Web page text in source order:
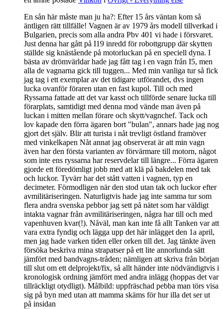
En sån här måste man ju ha?: Efter 15 års väntan kom så
äntligen rätt tillfälle! Vagnen är av 1979 års modell tillverkad i
Bulgarien, precis som alla andra Pbv 401 vi hade i försvaret.
Just denna har gått på I19 inredd för robottgrupp där skytten
ställde sig knästående på motorluckan på en speciell dyna. I
bästa av drömvärldar hade jag fått tag i en vagn från I5, men
alla de vagnarna gick till tuggen... Med min vanliga tur så fick
jag tag i ett exemplar av det tidigare utförandet, dvs ingen
lucka ovanför föraren utan en fast kupol. Till och med
Ryssarna fattade att det var kasst och tillförde senare lucka till
förarplats, samtidigt med denna mod vände man även på
luckan i mitten mellan förare och skytt/vagnchef. Tack och
lov kapade den förra ägaren bort "bulan", annars hade jag nog
gjort det själv. Blir att turista i nåt trevligt östland framöver
med vinkelkapen Nåt annat jag observerat är att min vagn
även har den första varianten av förvärmare till motorn, något
som inte ens ryssarna har reservdelar till längre... Förra ägaren
gjorde ett föredömligt jobb med att klä på bakdelen med tak
och luckor. Tyvärr har det stått vatten i vagnen, typ en
decimeter. Förmodligen när den stod utan tak och luckor efter
avmilitäriseringen. Naturligtvis hade jag inte samma tur som
flera andra svenska pebbor jag sett på nätet som har väldigt
intakta vagnar från avmilitäriseringen, några har till och med
vapenhuven kvar(!). Nåväl, man kan inte få allt Tanken var att
vara extra fyndig och lägga upp det här inlägget den 1a april,
men jag hade varken tiden eller orken till det. Jag tänkte även
försöka beskriva mina strapatser på ett lite annorlunda sätt
jämfört med bandvagns-tråden; nämligen att skriva från början
till slut om ett delprojekt/fix, så allt händer inte nödvändigtvis i
kronologisk ordning jämfört med andra inlägg (hoppas det var
tillräckligt otydligt). Målbild: uppfräschad pebba man törs visa
sig på byn med utan att mamma skäms för hur illa det ser ut
på insidan